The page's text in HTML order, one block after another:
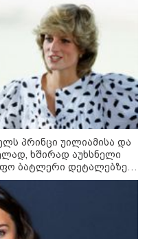
ხელმძღვანელი
სრუტის გახსნამდე აშშ-
უყენებს
- ნატა
საქმეზე საზოგადოება
დღეებში გაიგებს
დაიდება პირველი
შედეგი და
ცნობენ
თვითნებურად
ავტორბოლაზე
დაღუპვის
ორ პირს ბრალი
პრინცი უილიამისა და
ხშირად აუხსნელი
ბატლერი დეტალებზე